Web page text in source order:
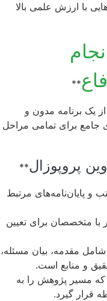
با ارزش علمی بالا
**
یک برنامه مدون و
جامع برای تمامی مراحل
**
و پایان‌نامه‌های مرتبط
با متخصصان برای تعیین
مقدمه، بیان مسئله،
و منابع است.
که مسیر پژوهش را به
قرار گیرد.